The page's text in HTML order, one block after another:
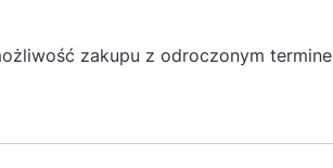
zakupu z odroczonym